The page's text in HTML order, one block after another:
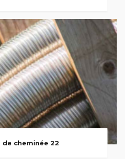
de cheminée 22